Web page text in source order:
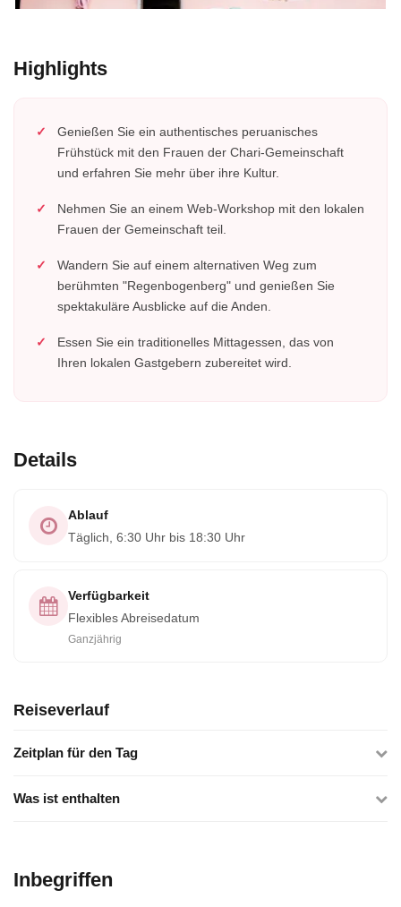
Highlights
Genießen Sie ein authentisches peruanisches
Frühstück mit den Frauen der Chari-Gemeinschaft
und erfahren Sie mehr über ihre Kultur.
Nehmen Sie an einem Web-Workshop mit den lokalen
Frauen der Gemeinschaft teil.
Wandern Sie auf einem alternativen Weg zum
berühmten "Regenbogenberg" und genießen Sie
spektakuläre Ausblicke auf die Anden.
Essen Sie ein traditionelles Mittagessen, das von
Ihren lokalen Gastgebern zubereitet wird.
Details
Ablauf
Täglich, 6:30 Uhr bis 18:30 Uhr
Verfügbarkeit
Flexibles Abreisedatum
Ganzjährig
Reiseverlauf
Zeitplan für den Tag
Was ist enthalten
Inbegriffen